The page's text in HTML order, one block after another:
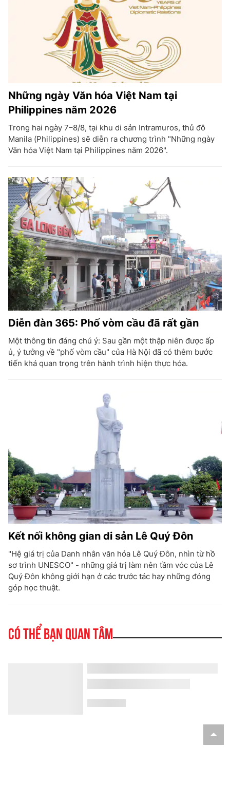
Những ngày Văn hóa Việt Nam tại
Philippines năm 2026
Trong hai ngày 7–8/8, tại khu di sản Intramuros, thủ đô
Manila (Philippines) sẽ diễn ra chương trình "Những ngày
Văn hóa Việt Nam tại Philippines năm 2026".
Diễn đàn 365: Phố vòm cầu đã rất gần
Một thông tin đáng chú ý: Sau gần một thập niên được ấp
ủ, ý tưởng về "phố vòm cầu" của Hà Nội đã có thêm bước
tiến khá quan trọng trên hành trình hiện thực hóa.
Kết nối không gian di sản Lê Quý Đôn
"Hệ giá trị của Danh nhân văn hóa Lê Quý Đôn, nhìn từ hồ
sơ trình UNESCO" - những giá trị làm nên tầm vóc của Lê
Quý Đôn không giới hạn ở các trước tác hay những đóng
góp học thuật.
Có thể bạn quan tâm